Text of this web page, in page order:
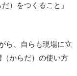
）をつくること」
ら、自らも現場に立
からだ）の使い方